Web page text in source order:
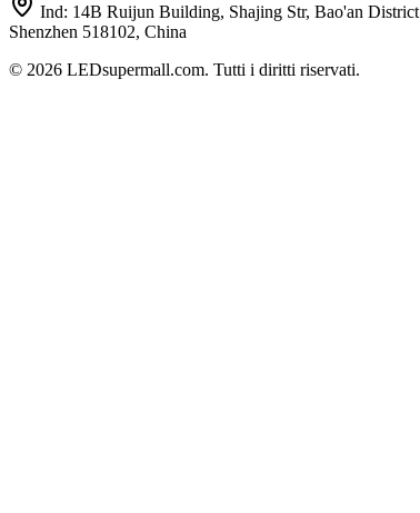
Ind: 14B Ruijun Building, Shajing Str, Bao'an District
Shenzhen 518102, China
© 2026 LEDsupermall.com. Tutti i diritti riservati.